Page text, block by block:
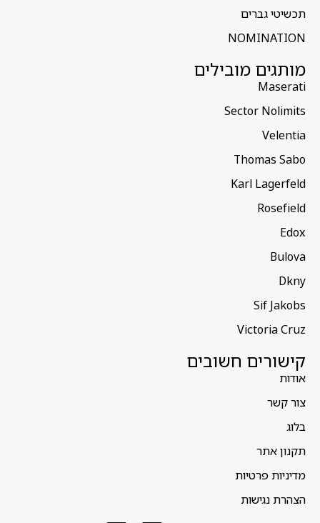
תכשיטי גברים
NOMINATION
מותגים מובילים
Maserati
Sector Nolimits
Velentia
Thomas Sabo
Karl Lagerfeld
Rosefield
Edox
Bulova
Dkny
Sif Jakobs
Victoria Cruz
קישורים חשובים
אודות
צור קשר
בלוג
תקנון אתר
מדיניות פרטיות
הצהרת נגישות